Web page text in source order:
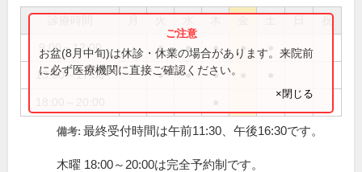
祝
9:00～12:00 ● ● ● ●
13:00～17:00 ● ● ●
お盆(8月中旬)は休診・休業の場合があります。来院前
に必ず医療機関に直接ご確認ください。
×閉じる
備考: 最終受付時間は午前11:30、午後16:30です。
木曜 18:00～20:00は完全予約制です。